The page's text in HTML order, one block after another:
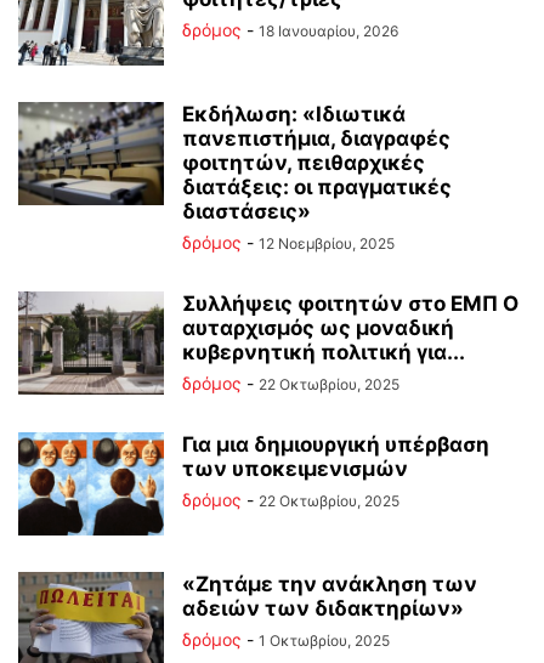
δρόμος - 18 Ιανουαρίου, 2026
Εκδήλωση: «Ιδιωτικά
πανεπιστήμια, διαγραφές
φοιτητών, πειθαρχικές
διατάξεις: οι πραγματικές
διαστάσεις»
δρόμος - 12 Νοεμβρίου, 2025
Συλλήψεις φοιτητών στο ΕΜΠ Ο
αυταρχισμός ως μοναδική
κυβερνητική πολιτική για...
δρόμος - 22 Οκτωβρίου, 2025
Για μια δημιουργική υπέρβαση
των υποκειμενισμών
δρόμος - 22 Οκτωβρίου, 2025
«Ζητάμε την ανάκληση των
αδειών των διδακτηρίων»
δρόμος - 1 Οκτωβρίου, 2025